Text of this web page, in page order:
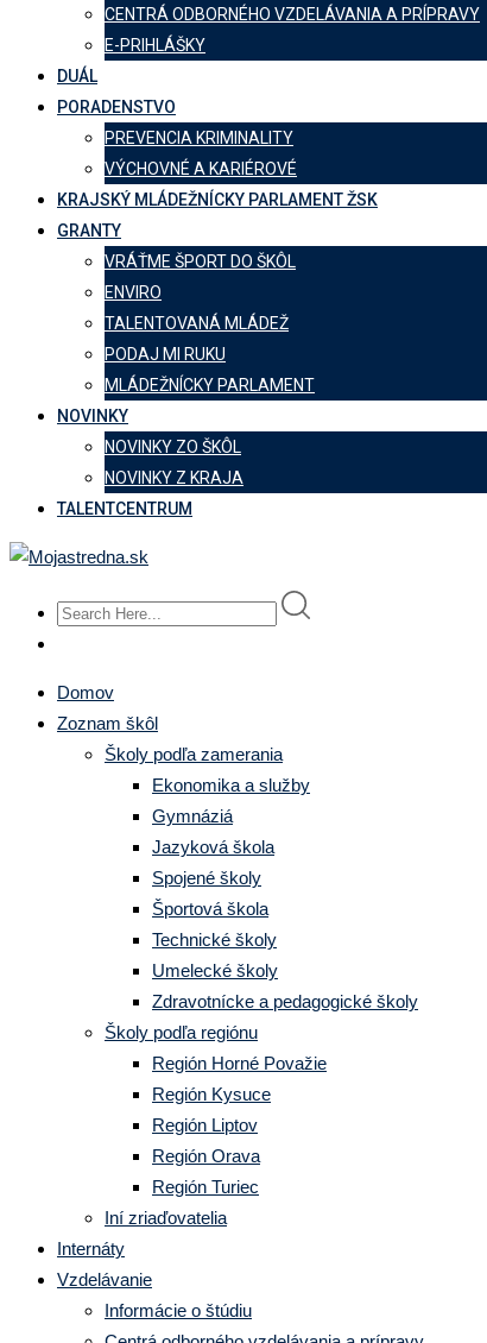
CENTRÁ ODBORNÉHO VZDELÁVANIA A PRÍPRAVY
E-PRIHLÁŠKY
DUÁL
PORADENSTVO
PREVENCIA KRIMINALITY
VÝCHOVNÉ A KARIÉROVÉ
KRAJSKÝ MLÁDEŽNÍCKY PARLAMENT ŽSK
GRANTY
VRÁŤME ŠPORT DO ŠKÔL
ENVIRO
TALENTOVANÁ MLÁDEŽ
PODAJ MI RUKU
MLÁDEŽNÍCKY PARLAMENT
NOVINKY
NOVINKY ZO ŠKÔL
NOVINKY Z KRAJA
TALENTCENTRUM
Domov
Zoznam škôl
Školy podľa zamerania
Ekonomika a služby
Gymnáziá
Jazyková škola
Spojené školy
Športová škola
Technické školy
Umelecké školy
Zdravotnícke a pedagogické školy
Školy podľa regiónu
Región Horné Považie
Región Kysuce
Región Liptov
Región Orava
Región Turiec
Iní zriaďovatelia
Internáty
Vzdelávanie
Informácie o štúdiu